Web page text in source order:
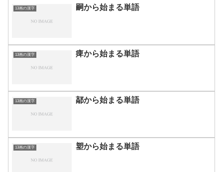
13画の漢字 嗣から始まる単語
13画の漢字 痺から始まる単語
13画の漢字 鄗から始まる単語
13画の漢字 塑から始まる単語